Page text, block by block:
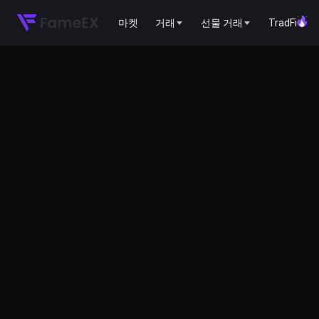
마켓 거래 선물 거래 TradFi